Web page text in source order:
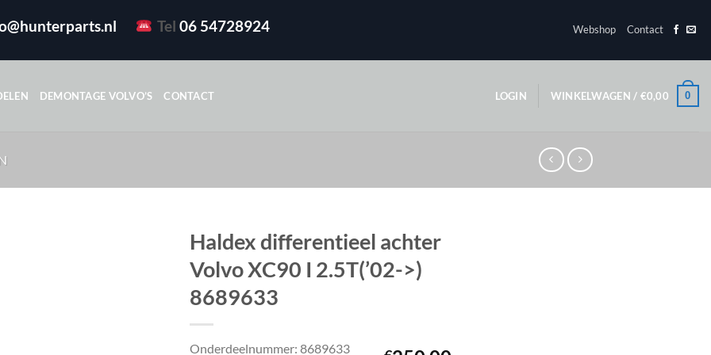
Tel 06 54728924 Webshop Contact
DEMONTAGE VOLVO’S CONTACT LOGIN WINKELWAGEN / €0,00 0
Haldex differentieel achter
Volvo XC90 I 2.5T(’02->)
8689633
Onderdeelnummer: 8689633